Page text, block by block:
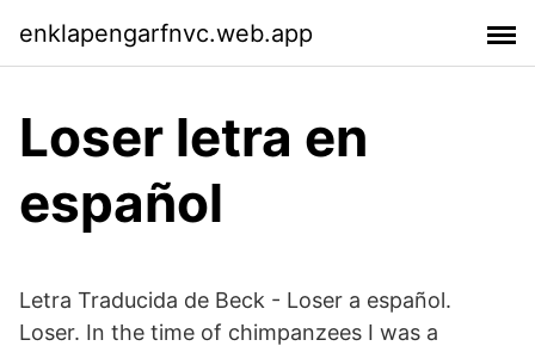
enklapengarfnvc.web.app
Loser letra en
español
Letra Traducida de Beck - Loser a español.
Loser. In the time of chimpanzees I was a